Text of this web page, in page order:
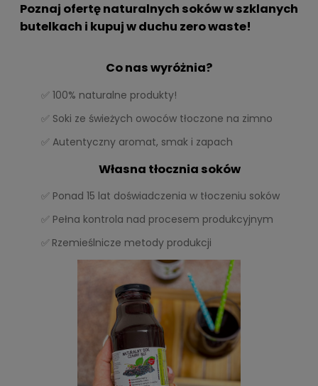
Poznaj ofertę naturalnych soków w szklanych
butelkach i kupuj w duchu zero waste!
Co nas wyróżnia?
✅ 100% naturalne produkty!
✅ Soki ze świeżych owoców tłoczone na zimno
✅ Autentyczny aromat, smak i zapach
Własna tłocznia soków
✅ Ponad 15 lat doświadczenia w tłoczeniu soków
✅ Pełna kontrola nad procesem produkcyjnym
✅ Rzemieślnicze metody produkcji